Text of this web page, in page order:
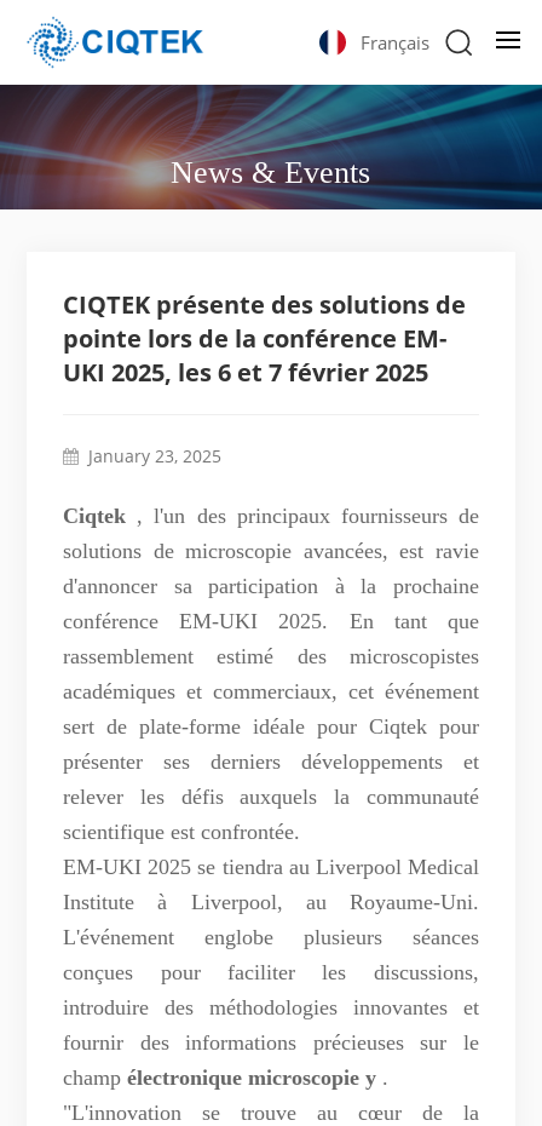
Français
News & Events
CIQTEK présente des solutions de
pointe lors de la conférence EM-
UKI 2025, les 6 et 7 février 2025
January 23, 2025
Ciqtek , l'un des principaux fournisseurs de
solutions de microscopie avancées, est ravie
d'annoncer sa participation à la prochaine
conférence EM-UKI 2025. En tant que
rassemblement estimé des microscopistes
académiques et commerciaux, cet événement
sert de plate-forme idéale pour Ciqtek pour
présenter ses derniers développements et
relever les défis auxquels la communauté
scientifique est confrontée.
EM-UKI 2025 se tiendra au Liverpool Medical
Institute à Liverpool, au Royaume-Uni.
L'événement englobe plusieurs séances
conçues pour faciliter les discussions,
introduire des méthodologies innovantes et
fournir des informations précieuses sur le
champélectronique microscopiey .
"L'innovation se trouve au cœur de la